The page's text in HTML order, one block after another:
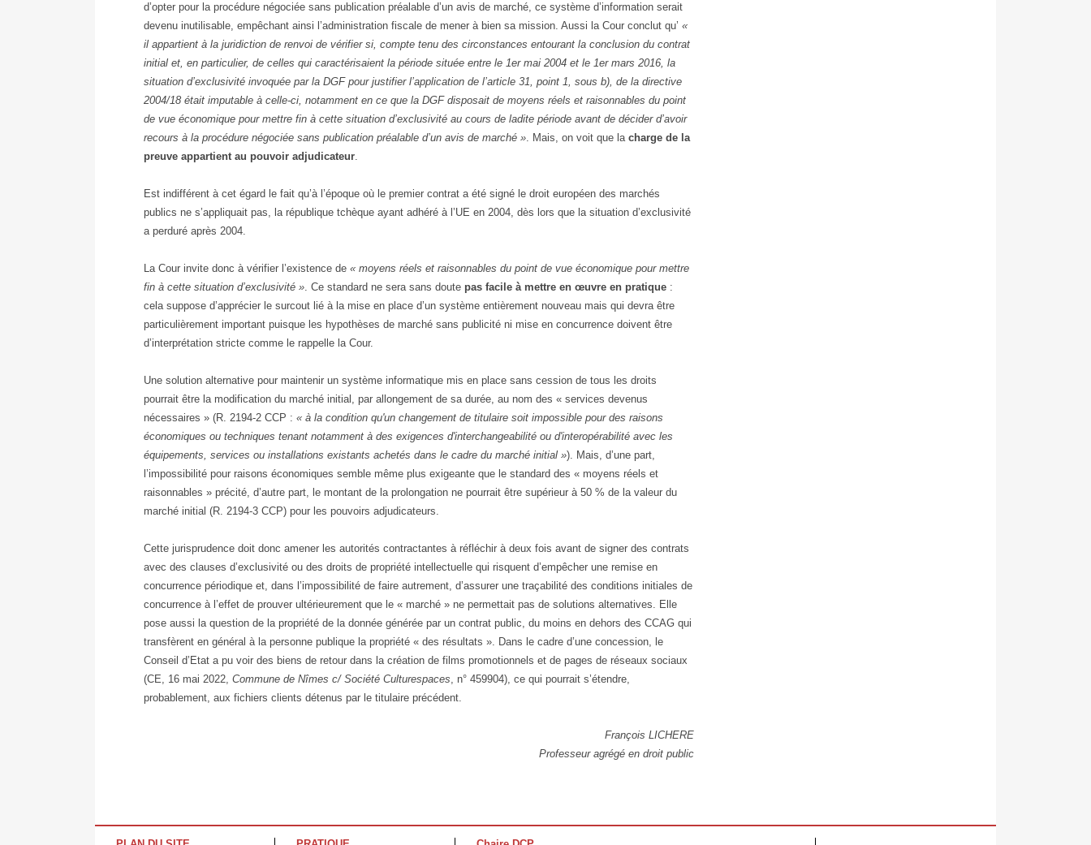
d’opter pour la procédure négociée sans publication préalable d’un avis de marché, ce système d’information serait
devenu inutilisable, empêchant ainsi l’administration fiscale de mener à bien sa mission. Aussi la Cour conclut qu’ «
il appartient à la juridiction de renvoi de vérifier si, compte tenu des circonstances entourant la conclusion du contrat
initial et, en particulier, de celles qui caractérisaient la période située entre le 1er mai 2004 et le 1er mars 2016, la
situation d’exclusivité invoquée par la DGF pour justifier l’application de l’article 31, point 1, sous b), de la directive
2004/18 était imputable à celle-ci, notamment en ce que la DGF disposait de moyens réels et raisonnables du point
de vue économique pour mettre fin à cette situation d’exclusivité au cours de ladite période avant de décider d’avoir
recours à la procédure négociée sans publication préalable d’un avis de marché ». Mais, on voit que la charge de la
preuve appartient au pouvoir adjudicateur.
Est indifférent à cet égard le fait qu’à l’époque où le premier contrat a été signé le droit européen des marchés
publics ne s’appliquait pas, la république tchèque ayant adhéré à l’UE en 2004, dès lors que la situation d’exclusivité
a perduré après 2004.
La Cour invite donc à vérifier l’existence de « moyens réels et raisonnables du point de vue économique pour mettre
fin à cette situation d’exclusivité ». Ce standard ne sera sans doute pas facile à mettre en œuvre en pratique :
cela suppose d’apprécier le surcout lié à la mise en place d’un système entièrement nouveau mais qui devra être
particulièrement important puisque les hypothèses de marché sans publicité ni mise en concurrence doivent être
d’interprétation stricte comme le rappelle la Cour.
Une solution alternative pour maintenir un système informatique mis en place sans cession de tous les droits
pourrait être la modification du marché initial, par allongement de sa durée, au nom des « services devenus
nécessaires » (R. 2194-2 CCP : « à la condition qu'un changement de titulaire soit impossible pour des raisons
économiques ou techniques tenant notamment à des exigences d'interchangeabilité ou d'interopérabilité avec les
équipements, services ou installations existants achetés dans le cadre du marché initial »). Mais, d’une part,
l’impossibilité pour raisons économiques semble même plus exigeante que le standard des « moyens réels et
raisonnables » précité, d’autre part, le montant de la prolongation ne pourrait être supérieur à 50 % de la valeur du
marché initial (R. 2194-3 CCP) pour les pouvoirs adjudicateurs.
Cette jurisprudence doit donc amener les autorités contractantes à réfléchir à deux fois avant de signer des contrats
avec des clauses d’exclusivité ou des droits de propriété intellectuelle qui risquent d’empêcher une remise en
concurrence périodique et, dans l’impossibilité de faire autrement, d’assurer une traçabilité des conditions initiales de
concurrence à l’effet de prouver ultérieurement que le « marché » ne permettait pas de solutions alternatives. Elle
pose aussi la question de la propriété de la donnée générée par un contrat public, du moins en dehors des CCAG qui
transfèrent en général à la personne publique la propriété « des résultats ». Dans le cadre d’une concession, le
Conseil d’Etat a pu voir des biens de retour dans la création de films promotionnels et de pages de réseaux sociaux
(CE, 16 mai 2022, Commune de Nîmes c/ Société Culturespaces, n° 459904), ce qui pourrait s’étendre,
probablement, aux fichiers clients détenus par le titulaire précédent.
François LICHERE
Professeur agrégé en droit public